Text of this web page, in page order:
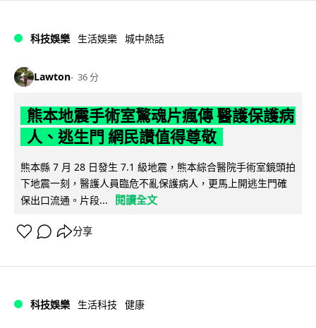
科技娛樂 生活娛樂 城中熱話
Lawton 36 分
熊本地震手術室驚魂片瘋傳 醫護保護病
人、逃生門 網民讚值得尊敬
熊本縣 7 月 28 日發生 7.1 級地震，熊本綜合醫院手術室鏡頭拍
下地震一刻，醫護人員臨危不亂保護病人，更馬上開逃生門確
保出口流通。片段...
閱讀全文
分享
科技娛樂 生活科技 健康